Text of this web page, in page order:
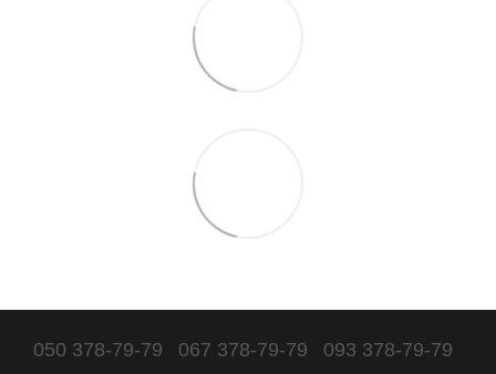
050 378-79-79 067 378-79-79 093 378-79-79